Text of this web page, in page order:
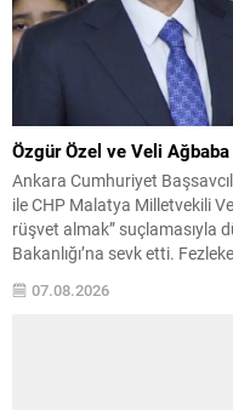
Özgür Özel ve Veli
Ankara Cumhuriyet
ile CHP Malatya Milletvekili
rüşvet almak” suçlamasıyla
Bakanlığı’na sevk etti.
kapsıyor. Daha önce Antalya
07.08.2026